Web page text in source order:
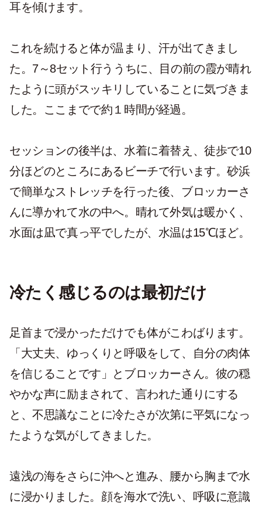
耳を傾けます。
これを続けると体が温まり、汗が出てきまし
た。7～8セット行ううちに、目の前の霞が晴れ
たように頭がスッキリしていることに気づきま
した。ここまでで約１時間が経過。
セッションの後半は、水着に着替え、徒歩で10
分ほどのところにあるビーチで行います。砂浜
で簡単なストレッチを行った後、ブロッカーさ
んに導かれて水の中へ。晴れて外気は暖かく、
水面は凪で真っ平でしたが、水温は15℃ほど。
冷たく感じるのは最初だけ
足首まで浸かっただけでも体がこわばります。
「大丈夫、ゆっくりと呼吸をして、自分の肉体
を信じることです」とブロッカーさん。彼の穏
やかな声に励まされて、言われた通りにする
と、不思議なことに冷たさが次第に平気になっ
たような気がしてきました。
遠浅の海をさらに沖へと進み、腰から胸まで水
に浸かりました。顔を海水で洗い、呼吸に意識